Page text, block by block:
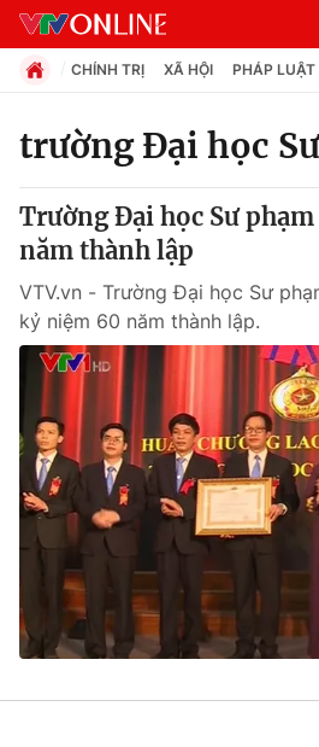
Chuyên mục
Chính trị
Xã hội
Pháp luật
Y tế
Thế giới
Tin tức
Thế giới đó đây
Kinh tế
Tài chính
Dữ liệu và đời sống
CHÍNH TRỊ XÃ HỘI PHÁP LUẬT
trường Đại học
Trường Đại học Sư
năm thành lập
VTV.vn - Trường Đại học Sư
kỷ niệm 60 năm thành lập.